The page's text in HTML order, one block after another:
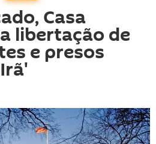
Casa
libertação de
e presos